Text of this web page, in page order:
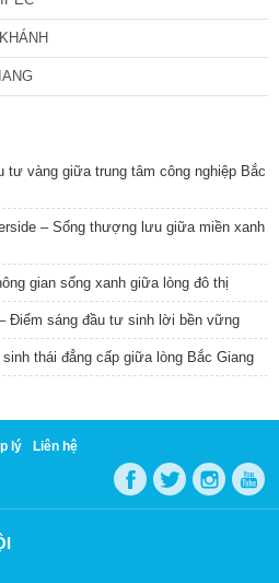
tư vàng giữa trung tâm công nghiệp Bắc
– Sống thượng lưu giữa miền xanh
gian sống xanh giữa lòng đô thị
Điểm sáng đầu tư sinh lời bền vững
thái đẳng cấp giữa lòng Bắc Giang
lý Liên hệ